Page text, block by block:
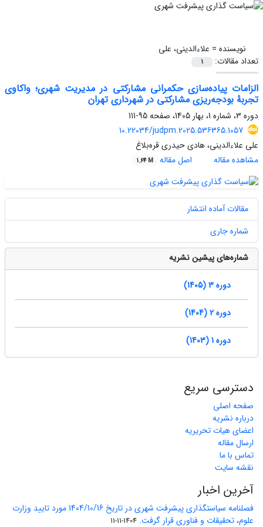
نویسنده = علاءالدینی، علی
تعداد مقالات:
1
الزامات پیاده‌سازی حکمرانی مشارکتی در مدیریت شهری؛ واکاوی
تجربۀ بودجه‌ریزی مشارکتی در شهرداری تهران
دوره 3، شماره 1، بهار 1405، صفحه
95-111
10.22034/judpm.2025.536365.1057
علی علاءالدینی، هادی حیدری قره‌بلاغ
مشاهده مقاله
اصل مقاله 1.64 M
مقالات آماده انتشار
شماره جاری
شماره‌های پیشین نشریه
دوره 3 (1405)
دوره 2 (1404)
دوره 1 (1403)
دسترسی سریع
صفحه اصلی
درباره نشریه
اعضای هیات تحریریه
ارسال مقاله
تماس با ما
نقشه سایت
آخرین اخبار
فصلنامه سیاستگذاری پیشرفت شهری در تاریخ 1404/10/16 مورد تایید وزارت
علوم، تحقیقات و فناوری قرار گرفت. 1404-11-11